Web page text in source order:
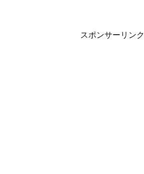
スポンサーリンク